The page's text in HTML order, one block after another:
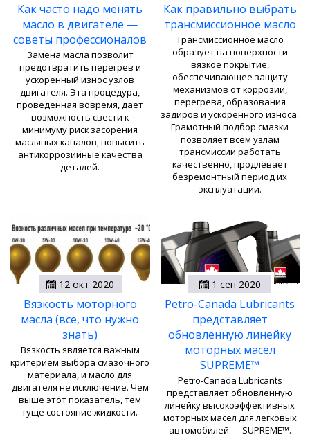
Как часто надо менять
масло в двигателе —
советы профессионалов
Замена масла позволит
предотвратить перегрев и
ускоренный износ узлов
двигателя. Эта процедура,
проведенная вовремя, дает
возможность свести к
минимуму риск засорения
масляных каналов, повысить
антикоррозийные качества
деталей.
Как правильно выбрать
трансмиссионное масло
Трансмиссионное масло
образует на поверхности
вязкое покрытие,
обеспечивающее защиту
механизмов от коррозии,
перегрева, образования
задиров и ускоренного износа.
Грамотный подбор смазки
позволяет всем узлам
трансмиссии работать
качественно, продлевает
безремонтный период их
эксплуатации.
12 окт 2020
Вязкость моторного
масла (все, что нужно
знать)
Вязкость является важным
критерием выбора смазочного
материала, и масло для
двигателя не исключение. Чем
выше этот показатель, тем
гуще состояние жидкости.
1 сен 2020
Petro-Canada Lubricants
представляет
обновленную линейку
моторных масел
SUPREME™
Petro-Canada Lubricants
представляет обновленную
линейку высокоэффективных
моторных масел для легковых
автомобилей — SUPREME™.